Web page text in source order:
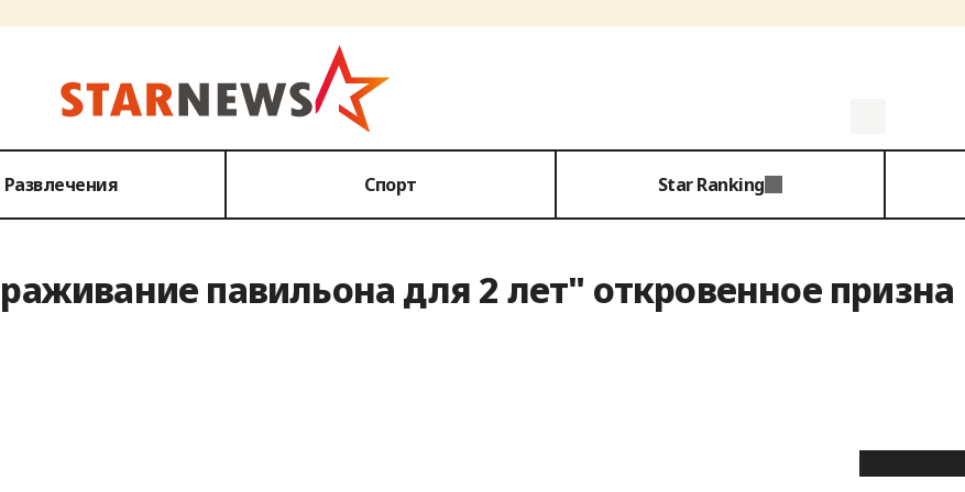
Развлечения Спорт Star Ranking
павильона для 2 лет" откровенное призна